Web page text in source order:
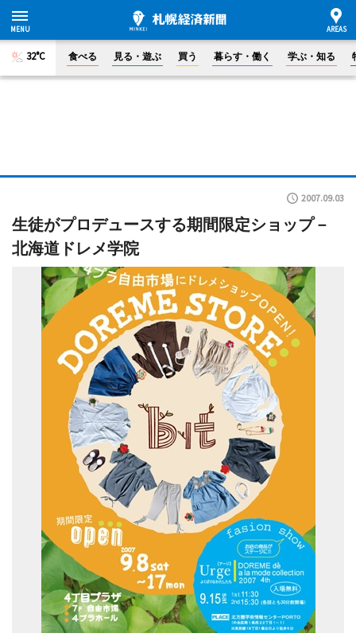
32°C 食べる 見る・遊ぶ 買う 暮らす・働く 学ぶ・知る
2007.09.03
生徒がプロデュースする期間限定ショップ－
北海道ドレメ学院